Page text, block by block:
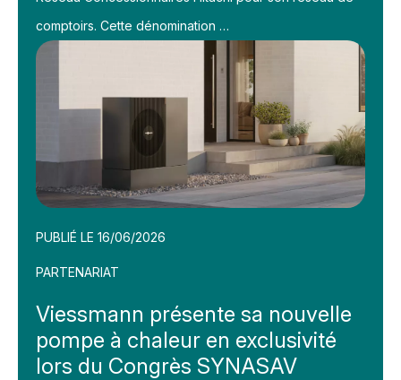
comptoirs. Cette dénomination …
PUBLIÉ LE 16/06/2026
PARTENARIAT
Viessmann présente sa nouvelle
pompe à chaleur en exclusivité
lors du Congrès SYNASAV